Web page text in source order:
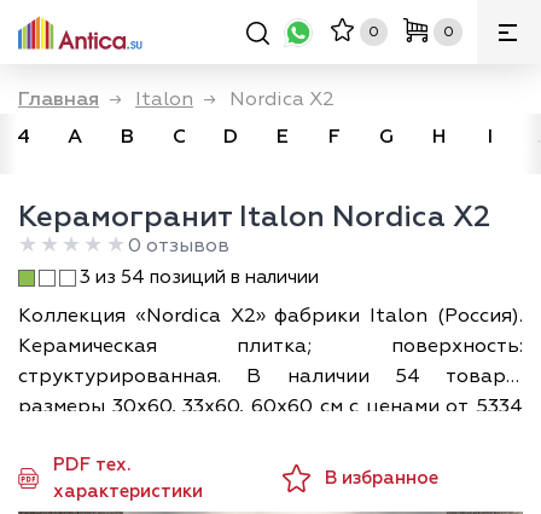
0 0
Главная → Italon →
Nordica X2
4
A B C D E F G H I
Керамогранит Italon Nordica X2
0 отзывов
3 из 54 позиций в наличии
Коллекция «Nordica X2» фабрики Italon (Россия).
Керамическая плитка; поверхность:
структурированная. В наличии 54 товара,
размеры 30х60, 33х60, 60х60 см с ценами от 5334
Доставка по Москве и всей России; а разложить
плитку по своему помещению в 3D можно прямо
PDF тех.
характеристики
В избранное